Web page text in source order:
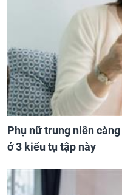
Phụ nữ trung niên
ở 3 kiểu tụ tập này